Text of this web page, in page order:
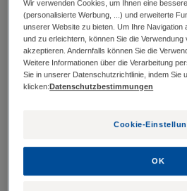
welche Symptome gehen mit
Wie wird sie behandelt?
Haarausfall gibt
Ob der Ansatz lichter wird, die
Wir verwenden Cookies, um Ihnen eine
(personalisierte Werbung, ...) und erweiterte
unserer Website zu bieten. Um Ihre Navigation
und zu erleichtern, können Sie die
akzeptieren. Andernfalls können Sie die
Weitere Informationen über die Verarbeitung
Sie in unserer Datenschutzrichtlinie, indem Sie
klicken:Datenschutzbestimmungen
Cookie-
OK